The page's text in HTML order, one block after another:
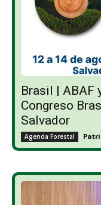
Brasil | ABAF
Congreso
Salvador
Agenda Forestal